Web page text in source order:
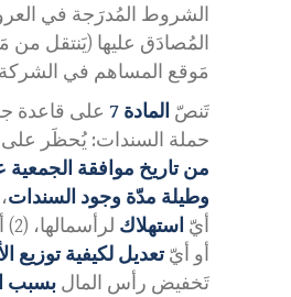
الشروط المُدرَجة في
المُصادَق عليها (يَنتقل من
مَوقع المساهم في
تَنصّ المادة 7
على قاعدة
حملة السندات: يُحظَر على
من تاريخ موافقة الجمعية
وطيلة مدّة وجود السندات
أيّ استهلاك لرأسمالها، (2) أو
أو أيّتعديل لكيفية توزيع
تَخفيض رأس المال بسبب